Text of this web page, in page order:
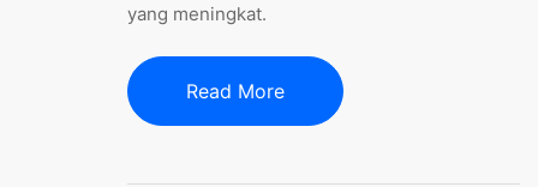
yang meningkat.
Read More